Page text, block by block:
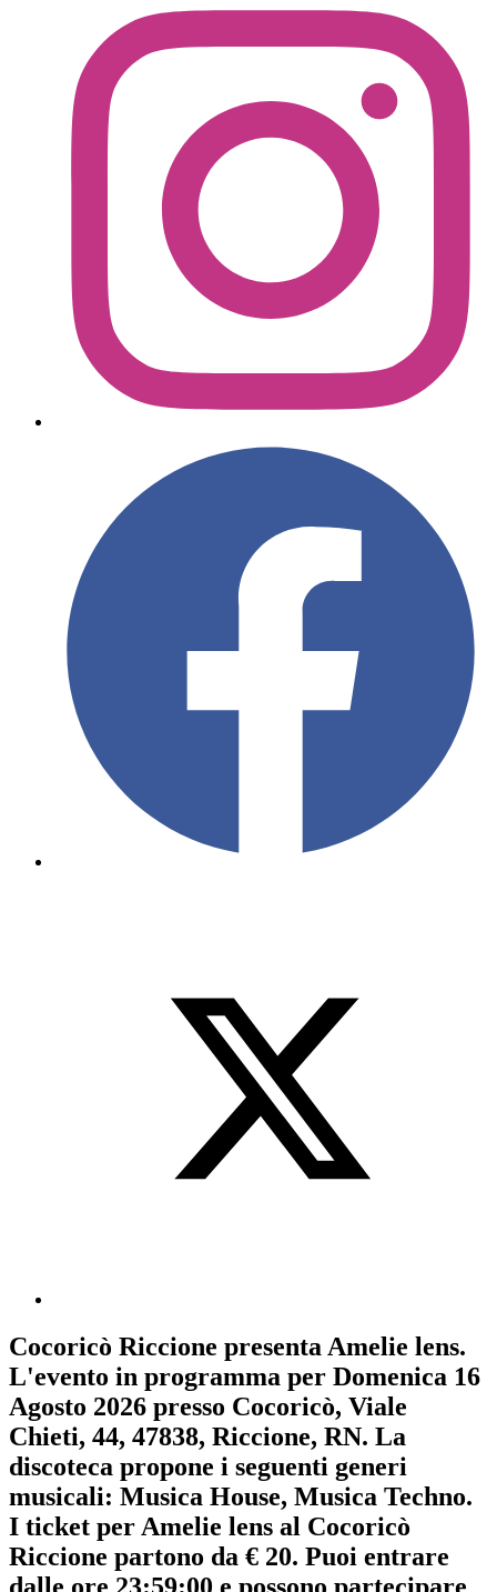
Cocoricò Riccione presentaAmelie lens.
L'evento in programma per Domenica 16
Agosto 2026 presso Cocoricò, Viale
Chieti, 44, 47838, Riccione, RN. La
discoteca propone i seguenti generi
musicali: Musica House, Musica Techno.
I ticket per Amelie lens al Cocoricò
Riccione partono da € 20. Puoi entrare